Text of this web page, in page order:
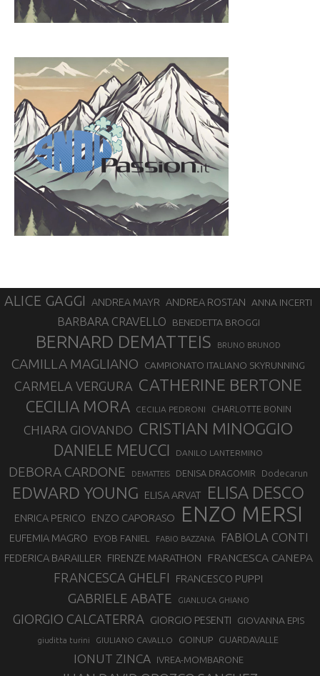
ALICE GAGGI ANDREA MAYR ANDREA ROSTAN ANNA INCERTI
BARBARA CRAVELLO BENEDETTA BROGGI
BERNARD DEMATTEIS BRUNO BRUNOD
CAMILLA MAGLIANO CAMPIONATO ITALIANO SKYRUNNING
CARMELA VERGURA CATHERINE BERTONE
CECILIA MORA CECILIA PEDRONI CHARLOTTE BONIN
CHIARA GIOVANDO CRISTIAN MINOGGIO
DANIELE MEUCCI DANILO LANTERMINO
DEBORA CARDONE DEMATTEIS DENISA DRAGOMIR Dodecarun
EDWARD YOUNG ELISA ARVAT ELISA DESCO
ENRICA PERICO ENZO CAPORASO ENZO MERSI
EUFEMIA MAGRO EYOB FANIEL FABIO BAZZANA FABIOLA CONTI
FEDERICA BARAILLER FIRENZE MARATHON FRANCESCA CANEPA
FRANCESCA GHELFI FRANCESCO PUPPI
GABRIELE ABATE GIANLUCA GHIANO
GIORGIO CALCATERRA GIORGIO PESENTI GIOVANNA EPIS
giuditta turini GIULIANO CAVALLO GOINUP GUARDAVALLE
IONUT ZINCA IVREA-MOMBARONE